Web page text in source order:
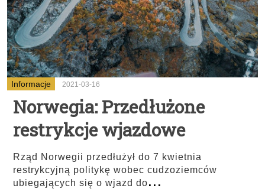
Informacje 2021-03-16
Norwegia: Przedłużone
restrykcje wjazdowe
Rząd Norwegii przedłużył do 7 kwietnia
restrykcyjną politykę wobec cudzoziemców
ubiegających się o wjazd do...